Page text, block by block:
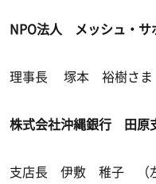
NPO法人 メッシュ・サ
理事長 塚本 裕樹さま
株式会社沖縄銀行 田原
支店長 伊敷 稚子 （左